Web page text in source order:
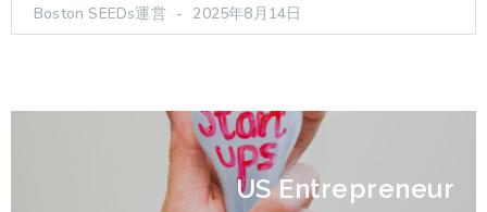
Boston SEEDs運営 2025年8月14日
US Entrepreneur